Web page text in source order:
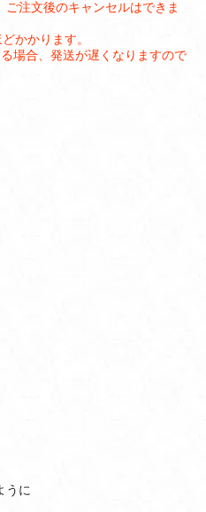
注文後のキャンセルはできま
かかります。
場合、発送が遅くなりますので
うに